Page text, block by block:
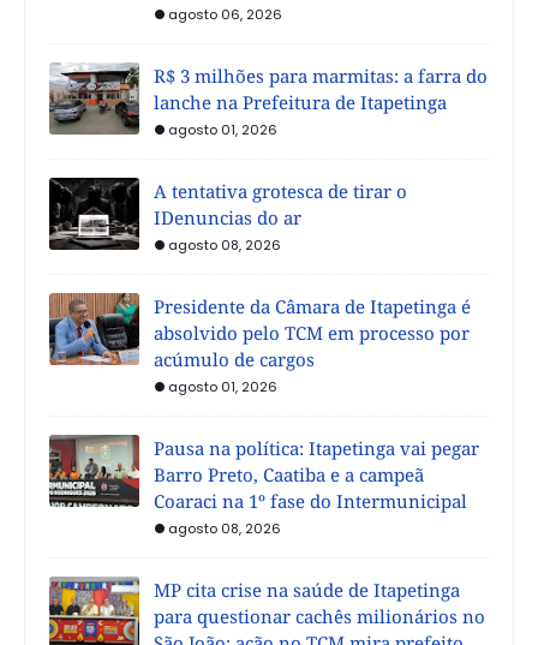
agosto 06, 2026
R$ 3 milhões para marmitas: a farra do
lanche na Prefeitura de Itapetinga
agosto 01, 2026
A tentativa grotesca de tirar o
IDenuncias do ar
agosto 08, 2026
Presidente da Câmara de Itapetinga é
absolvido pelo TCM em processo por
acúmulo de cargos
agosto 01, 2026
Pausa na política: Itapetinga vai pegar
Barro Preto, Caatiba e a campeã
Coaraci na 1º fase do Intermunicipal
agosto 08, 2026
MP cita crise na saúde de Itapetinga
para questionar cachês milionários no